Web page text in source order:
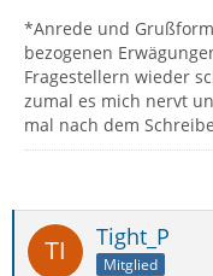
*Anrede und
bezogenen
Fragestellern wieder
zumal es mich nervt
mal nach dem
Tight_P
Mitglied